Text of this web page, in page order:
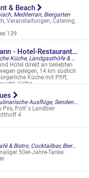
& Beach
Mediterran, Biergarten
Veranstaltungen, Catering,
139
Gasthof Lohmann - Hotel-Restaurant-Cafe
Restaurant, Deutsche Küche, Landgasthöfe & kulinarische Ausflüge, Rinkerode, Biergarten
Hotel direkt an beliebten
gelegen, 14 km südlich
Küche mit Pfiff,
Veltin ...
Rinkerode
Landgasthöfe & kulinarische Ausflüge, Senden, Biergarten
Pils, Pott`s Landbier
4
Bars & Kneipen, Café & Bistro, Cocktailbar, Biergarten
50er-Jahre-Tanke.